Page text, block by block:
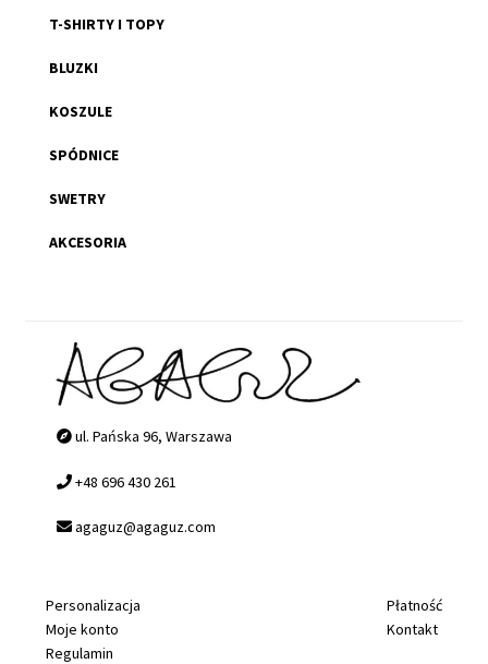
T-SHIRTY I TOPY
BLUZKI
KOSZULE
SPÓDNICE
SWETRY
AKCESORIA
ul. Pańska 96, Warszawa
+48 696 430 261
agaguz@agaguz.com
Personalizacja
Moje konto
Regulamin
Płatność
Kontakt